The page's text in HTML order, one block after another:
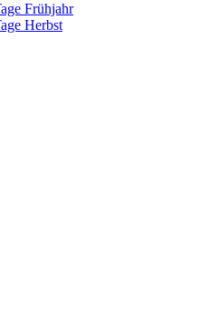
Frühjahr
Herbst